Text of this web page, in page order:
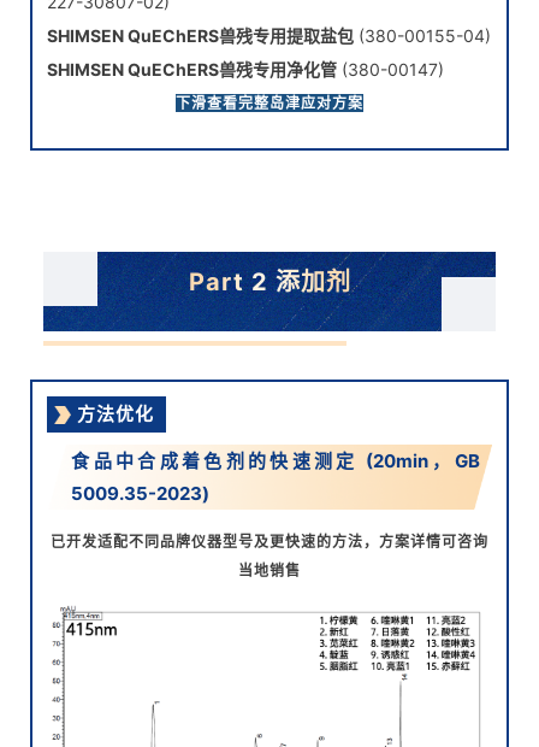
SHIMSEN QuEChERS兽残专用提取盐包 (380-00155-04)
SHIMSEN QuEChERS兽残专用净化管 (380-00147)
SHIMSEN Disc Hydrophilic PTFE, 13 mm, 0.22 µm(PN:
下滑查看完整岛津应对方案
Part 2 添加剂
方法优化
食品中合成着色剂的快速测定 (20min，GB
5009.35-2023)
已开发适配不同品牌仪器型号及更快速的方法， 方案详情可咨询
当地销售